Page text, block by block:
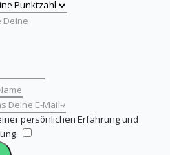
persönlichen Erfahrung und